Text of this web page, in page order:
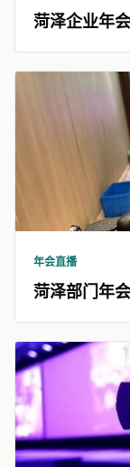
菏泽企业年
年会直播
菏泽部门年